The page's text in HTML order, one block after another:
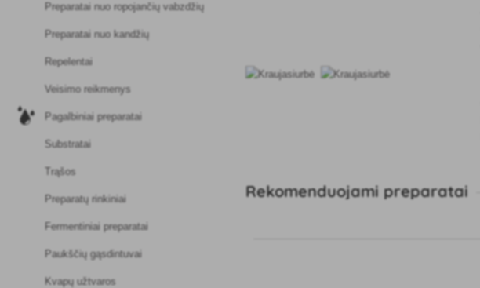
Preparatai nuo ropojančių vabzdžių
Preparatai nuo kandžių
Repelentai
Veisimo reikmenys
Pagalbiniai preparatai
Substratai
Trąšos
Preparatų rinkiniai
Fermentiniai preparatai
Paukščių gąsdintuvai
Kvapų užtvaros
Rekomenduojami preparatai